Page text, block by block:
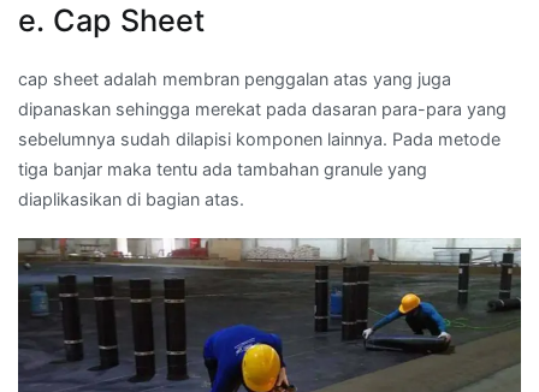
e. Cap Sheet
cap sheet adalah membran penggalan atas yang juga
dipanaskan sehingga merekat pada dasaran para-para yang
sebelumnya sudah dilapisi komponen lainnya. Pada metode
tiga banjar maka tentu ada tambahan granule yang
diaplikasikan di bagian atas.